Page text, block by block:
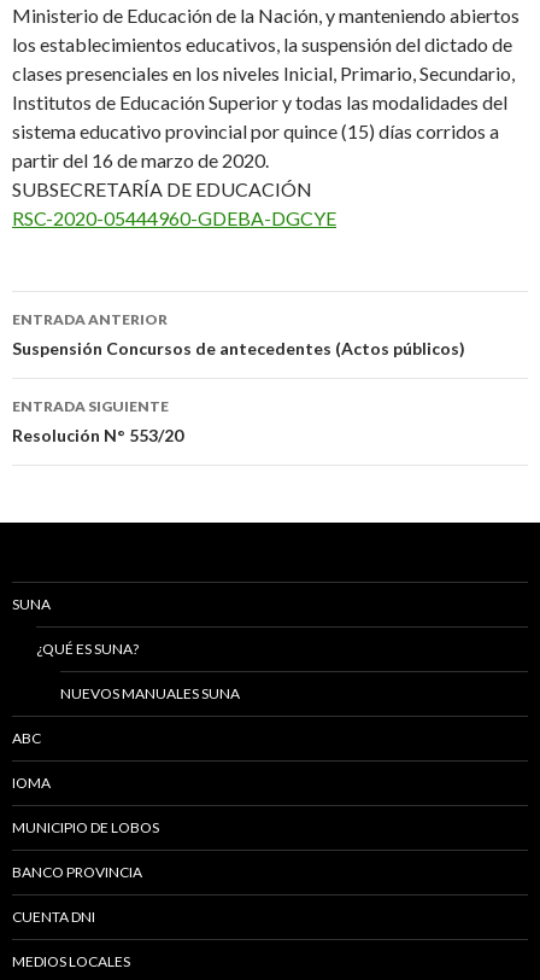
Ministerio de Educación de la Nación, y manteniendo abiertos
los establecimientos educativos, la suspensión del dictado de
clases presenciales en los niveles Inicial, Primario, Secundario,
Institutos de Educación Superior y todas las modalidades del
sistema educativo provincial por quince (15) días corridos a
partir del 16 de marzo de 2020.
SUBSECRETARÍA DE EDUCACIÓN
RSC-2020-05444960-GDEBA-DGCYE
Navegación
de
entradas
ENTRADA ANTERIOR
Suspensión Concursos de antecedentes (Actos públicos)
ENTRADA SIGUIENTE
Resolución N° 553/20
SUNA
¿QUÉ ES SUNA?
NUEVOS MANUALES SUNA
ABC
IOMA
MUNICIPIO DE LOBOS
BANCO PROVINCIA
CUENTA DNI
MEDIOS LOCALES